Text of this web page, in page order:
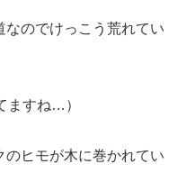
のでけっこう荒れてい
ますね…）
のヒモが木に巻かれてい